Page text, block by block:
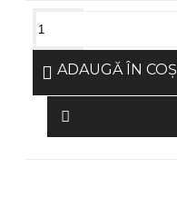
ADAUGĂ ÎN COŞ